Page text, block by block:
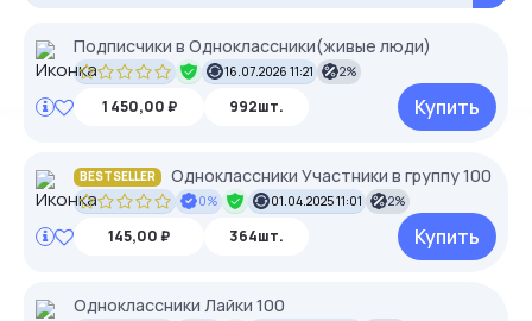
Подписчики в Одноклассники(живые люди)
16.07.2026 11:21 2%
1 450,00 ₽ 992шт. Купить
BESTSELLER Одноклассники Участники в группу 100
0% 01.04.2025 11:01 2%
145,00 ₽ 364шт. Купить
Одноклассники Лайки 100